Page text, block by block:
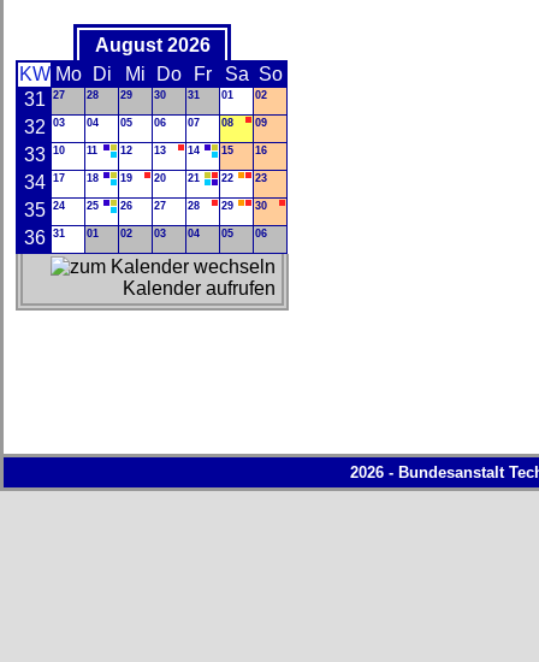
August 2026
KW Mo Di Mi Do Fr Sa So
31
27 28 29 30 31 01 02
32 03 04 05 06 07 08 09
33 10 11 12 13 14 15 16
34 17 18 19 20 21 22 23
35 24 25 26 27 28 29 30
36 31 01 02 03 04 05 06
Kalender aufrufen
2026 - Bundesanstalt